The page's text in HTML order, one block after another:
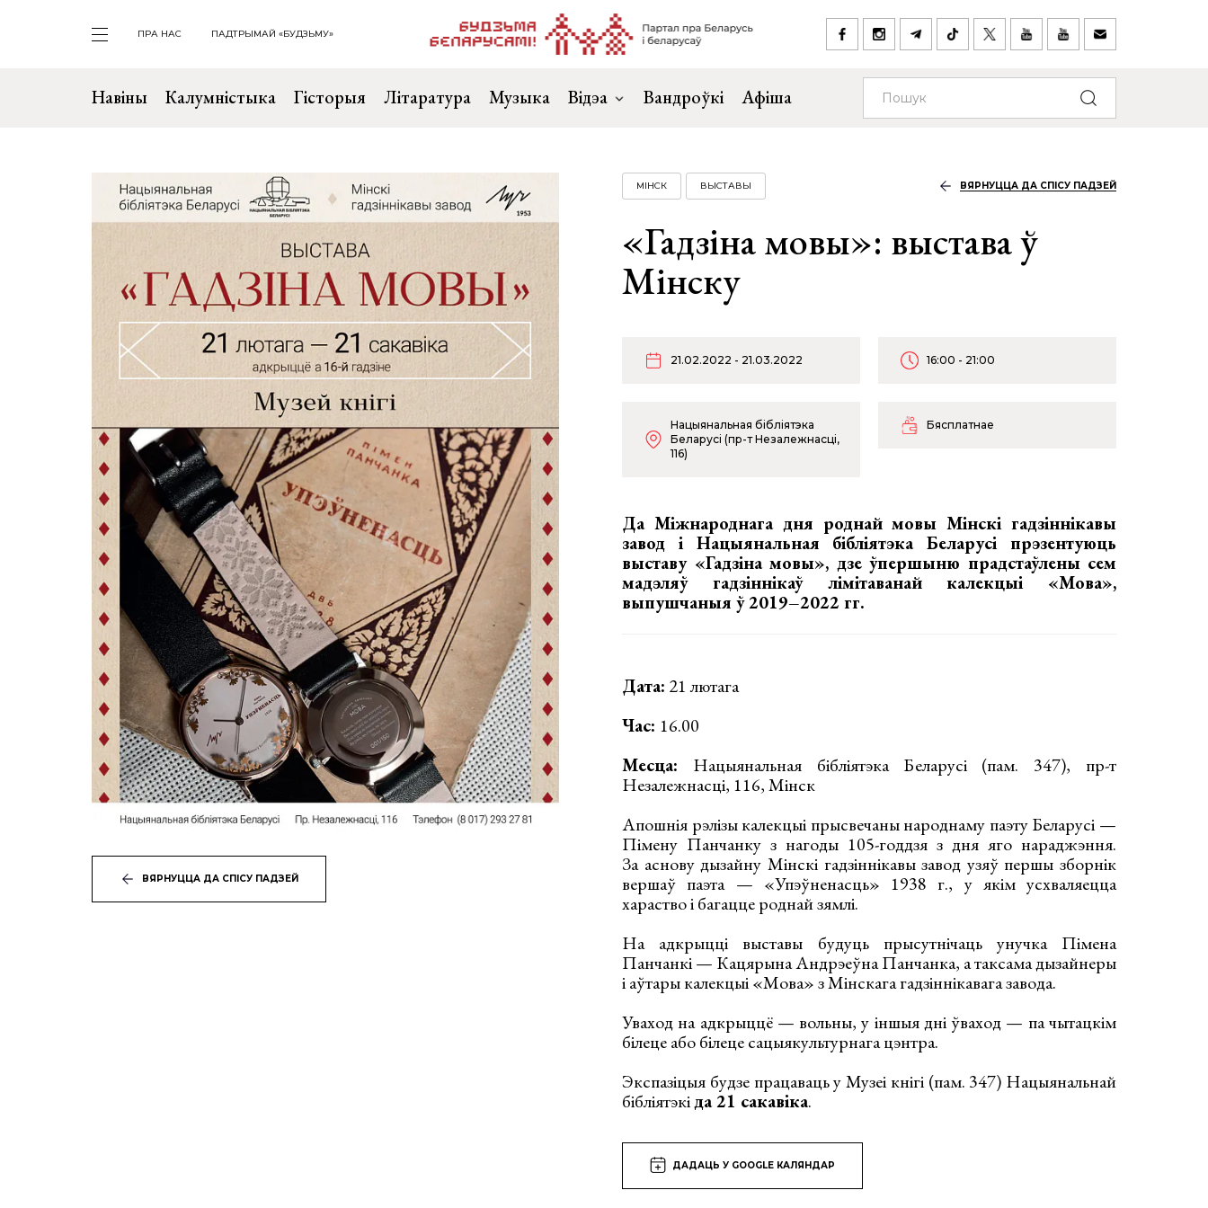
ПРА НАС ПАДТРЫМАЙ «БУДЗЬМУ»
Навіны Калумністыка Гісторыя Літаратура Музыка Відэа Вандроўкі Афіша
ВЯРНУЦЦА ДА СПІСУ ПАДЗЕЙ
МІНСК ВЫСТАВЫ ВЯРНУЦЦА ДА СПІСУ ПАДЗЕЙ
«Гадзіна мовы»: выстава ў
Мінску
21.02.2022 - 21.03.2022 16:00 - 21:00
Нацыянальная бібліятэка
Беларусі (пр-т Незалежнасці,
116)
Бясплатнае
Да Міжнароднага дня роднай мовы Мінскі гадзіннікавы
завод і Нацыянальная бібліятэка Беларусі прэзентуюць
выставу «Гадзіна мовы», дзе ўпершыню прадстаўлены сем
мадэляў гадзіннікаў лімітаванай калекцыі «Мова»,
выпушчаныя ў 2019–2022 гг.
Дата: 21 лютага
Час: 16.00
Месца: Нацыянальная бібліятэка Беларусі (пам. 347), пр-т
Незалежнасці, 116, Мінск
Апошнія рэлізы калекцыі прысвечаны народнаму паэту Беларусі —
Пімену Панчанку з нагоды 105-годдзя з дня яго нараджэння.
За аснову дызайну Мінскі гадзіннікавы завод узяў першы зборнік
вершаў паэта — «Упэўненасць» 1938 г., у якім усхваляецца
хараство і багацце роднай зямлі.
На адкрыцці выставы будуць прысутнічаць унучка Пімена
Панчанкі — Кацярына Андрэеўна Панчанка, а таксама дызайнеры
і аўтары калекцыі «Мова» з Мінскага гадзіннікавага завода.
Уваход на адкрыццё — вольны, у іншыя дні ўваход — па чытацкім
білеце або білеце сацыякультурнага цэнтра.
Экспазіцыя будзе працаваць у Музеі кнігі (пам. 347) Нацыянальнай
бібліятэкіда 21 сакавіка.
ДАДАЦЬ У GOOGLE КАЛЯНДАР